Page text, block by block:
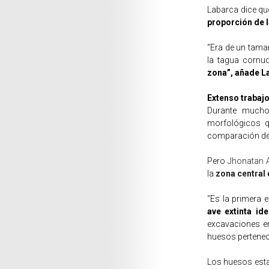
Labarca dice
proporción de
“Era de un
la tagua
zona”, añade
Extenso
Durante
morfológicos
comparación
PeroJhonatan
la zona central
“Es la primera
ave extinta
excavaciones
huesos
Los huesos